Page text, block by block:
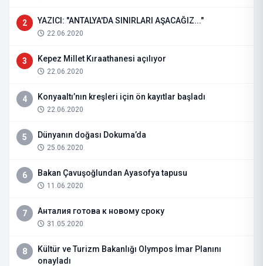
2 YAZICI: "ANTALYA'DA SINIRLARI AŞACAĞIZ..."
22.06.2020
3 Kepez Millet Kıraathanesi açılıyor
22.06.2020
4 Konyaaltı’nın kreşleri için ön kayıtlar başladı
22.06.2020
5 Dünyanın doğası Dokuma’da
25.06.2020
6 Bakan Çavuşoğlundan Ayasofya tapusu
11.06.2020
7 Анталия готова к новому сроку
31.05.2020
8
Kültür ve Turizm Bakanlığı Olympos İmar Planını
onayladı